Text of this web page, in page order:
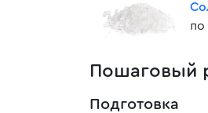
по
Пошаговый
Подготовка